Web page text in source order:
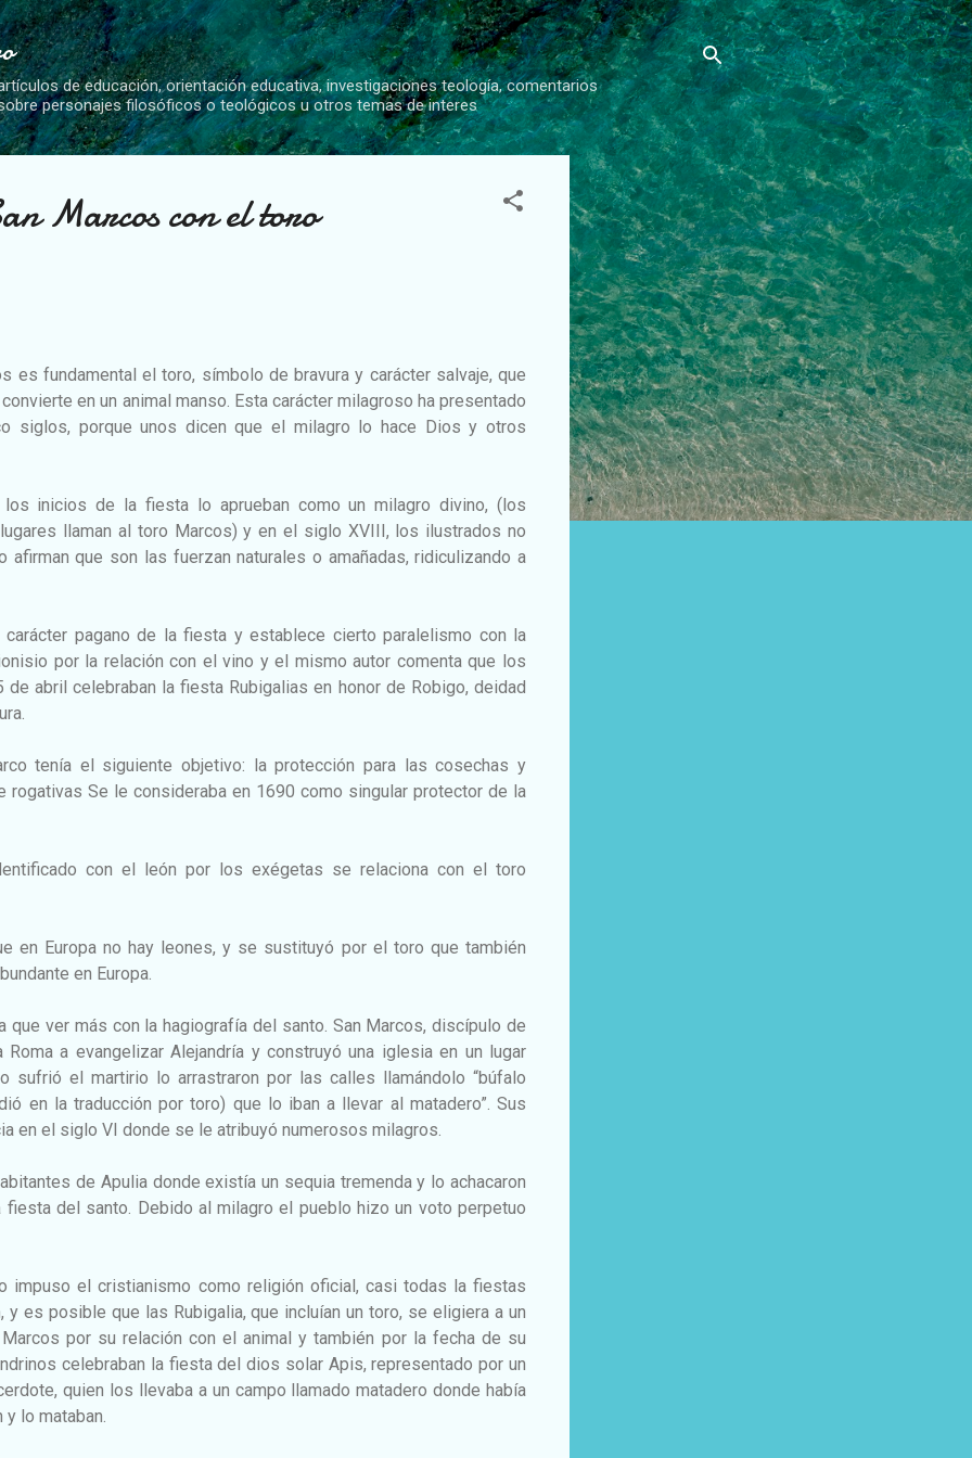
Ir al contenido principal
de educación, orientación educativa, investigaciones teología, comentarios
personajes filosóficos o teológicos u otros temas de interes
Marcos con el toro
es fundamental el toro, símbolo de bravura y carácter salvaje, que
en un animal manso. Esta carácter milagroso ha presentado
siglos, porque unos dicen que el milagro lo hace Dios y otros
inicios de la fiesta lo aprueban como un milagro divino, (los
llaman al toro Marcos) y en el siglo XVIII, los ilustrados no
afirman que son las fuerzan naturales o amañadas, ridiculizando a
pagano de la fiesta y establece cierto paralelismo con la
por la relación con el vino y el mismo autor comenta que los
abril celebraban la fiesta Rubigalias en honor de Robigo, deidad
tenía el siguiente objetivo: la protección para las cosechas y
rogativas Se le consideraba en 1690 como singular protector de la
con el león por los exégetas se relaciona con el toro
en Europa no hay leones, y se sustituyó por el toro que también
en Europa.
que ver más con la hagiografía del santo. San Marcos, discípulo de
a evangelizar Alejandría y construyó una iglesia en un lugar
sufrió el martirio lo arrastraron por las calles llamándolo “búfalo
en la traducción por toro) que lo iban a llevar al matadero”. Sus
en el siglo VI donde se le atribuyó numerosos milagros.
de Apulia donde existía un sequia tremenda y lo achacaron
fiesta del santo. Debido al milagro el pueblo hizo un voto perpetuo
impuso el cristianismo como religión oficial, casi todas la fiestas
y es posible que las Rubigalia, que incluían un toro, se eligiera a un
por su relación con el animal y también por la fecha de su
celebraban la fiesta del dios solar Apis, representado por un
quien los llevaba a un campo llamado matadero donde había
lo mataban.